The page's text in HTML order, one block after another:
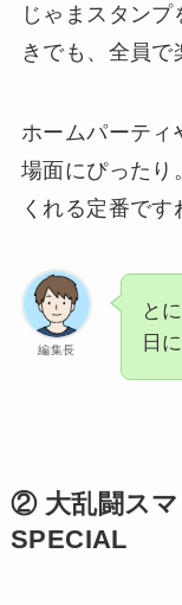
じゃまスタン
きでも、全員で
ホームパーティ
場面にぴったり
くれる定番です
編集長
と
日
② 大乱闘ス
SPECIAL